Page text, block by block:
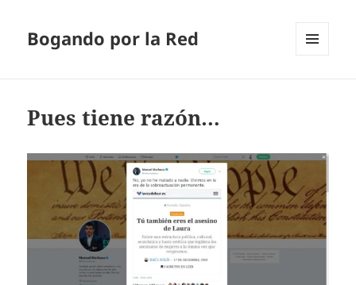
Bogando por la Red
Pues tiene razón…